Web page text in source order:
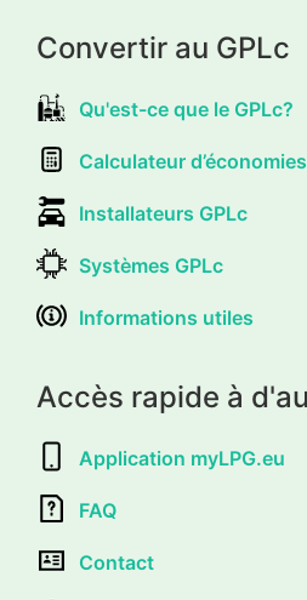
Convertir au GPLc
Qu'est-ce que le GPLc?
Calculateur d’économies
Installateurs GPLc
Systèmes GPLc
Informations utiles
Accès rapide à
Application myLPG.eu
FAQ
Contact